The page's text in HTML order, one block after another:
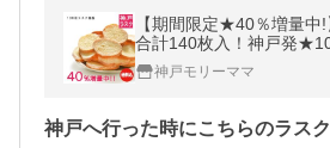
【期間限定★40％増量
合計140枚入！神戸発
（ご自宅用簡易包装）
神戸モリーママ